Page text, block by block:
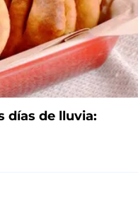
días de lluvia: